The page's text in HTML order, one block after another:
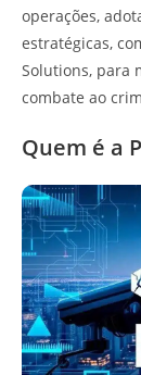
operações,
estratégicas,
Solutions, para
combate ao
Quem é a